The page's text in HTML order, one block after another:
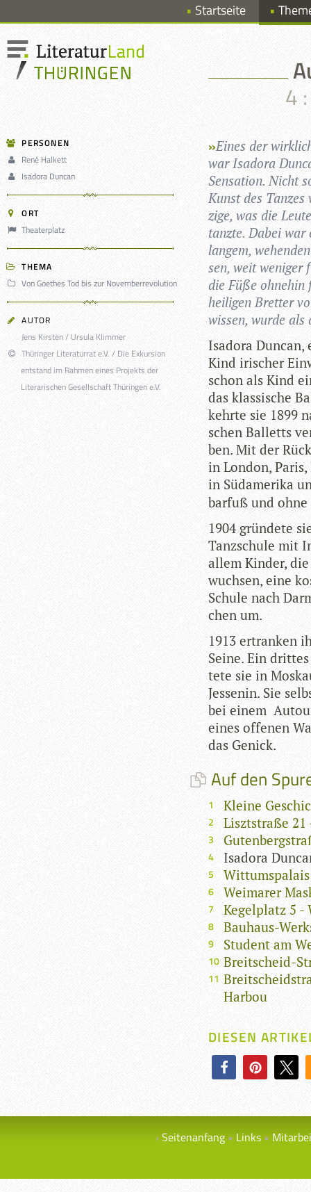
Startseite
4
PERSONEN
René Halkett
Isadora Duncan
ORT
Theaterplatz
THEMA
Von Goethes Tod bis zur Novemberrevolution
AUTOR
Jens Kirsten / Ursula Klimmer
Thüringer Literaturrat e.V. / Die Exkursion
entstand im Rahmen eines Projekts der
Literarischen Gesellschaft Thüringen e.V.
Eines der
war Isa­dora
Sen­sa­tion. Nicht
Kunst des
zige, was die
tanzte. Dabei
lan­gem,
sen, weit weni­ger
die Füße ohne­hin
hei­li­gen Bret­ter
wis­sen, wurde
Isa­dora Dun­can,
Kind iri­scher
schon als Kind
das klas­si­sche
kehrte sie 1899
schen Bal­letts
ben. Mit der
in Lon­don,
in Süd­ame­rika
bar­fuß und
1904 grün­dete
Tanz­schule mit
allem Kin­der,
wuch­sen, eine
Schule nach
chen um.
1913 ertran­ken
Seine. Ein
tete sie in
Jes­se­nin. Sie
bei einem
eines offe­nen
das Genick.
Auf den
Kleine
Lisztstraße 21
Isadora
Weimarer
Kegelplatz 5 -
Bauhaus-
Student am
Breitscheid-
Harbou
DIESEN
Seitenanfang Links